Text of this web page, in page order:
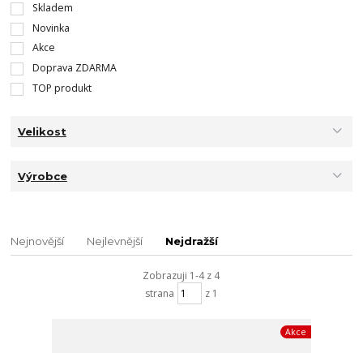
Skladem
Novinka
Akce
Doprava ZDARMA
TOP produkt
Velikost
Výrobce
Nejnovější Nejlevnější Nejdražší
Zobrazuji 1-4 z 4
strana
z 1
Akce